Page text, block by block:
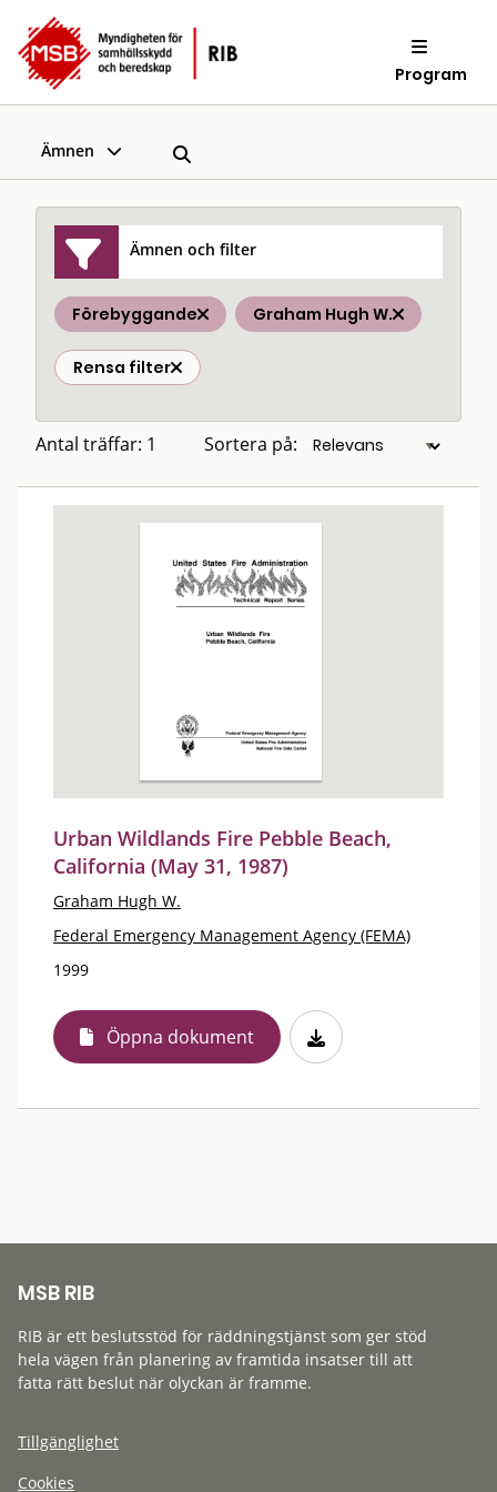
Program
Ämnen
Ämnen och filter
Förebyggande Graham Hugh W.
Rensa filter
Antal träffar: 1 Sortera på:
Urban Wildlands Fire Pebble Beach,
California (May 31, 1987)
Graham Hugh W.
Federal Emergency Management Agency (FEMA)
1999
Öppna dokument
MSB RIB
RIB är ett beslutsstöd för räddningstjänst som ger stöd
hela vägen från planering av framtida insatser till att
fatta rätt beslut när olyckan är framme.
Tillgänglighet
Cookies